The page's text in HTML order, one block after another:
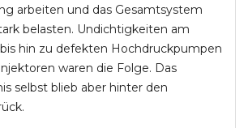
arbeiten und das Gesamtsystem
belasten. Undichtigkeiten am
hin zu defekten Hochdruckpumpen
waren die Folge. Das
selbst blieb aber hinter den